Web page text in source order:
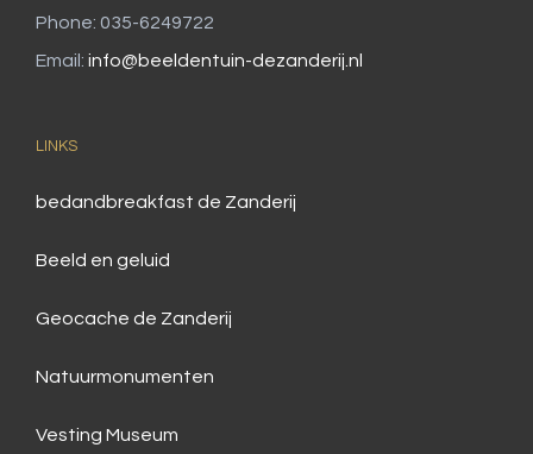
Phone: 035-6249722
Email: info@beeldentuin-dezanderij.nl
LINKS
bedandbreakfast de Zanderij
Beeld en geluid
Geocache de Zanderij
Natuurmonumenten
Vesting Museum